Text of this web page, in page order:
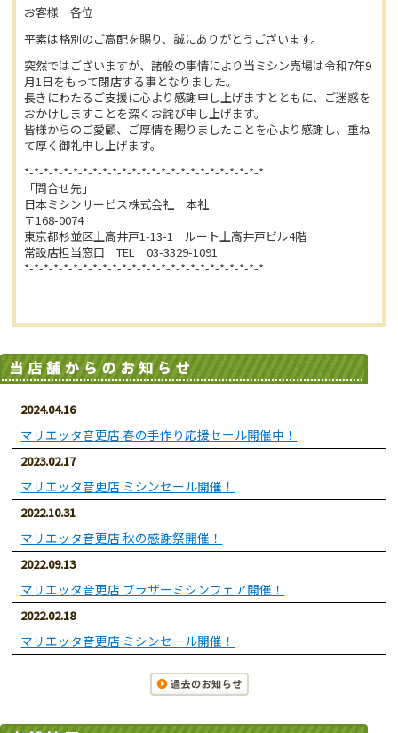
お客様 各位
平素は格別のご高配を賜り、誠にありがとうございます。
突然ではございますが、諸般の事情により当ミシン売場は令和7年9
月1日をもって閉店する事となりました。
長きにわたるご支援に心より感謝申し上げますとともに、ご迷惑を
おかけしますことを深くお詫び申し上げます。
皆様からのご愛顧、ご厚情を賜りましたことを心より感謝し、重ね
て厚く御礼申し上げます。
*-*-*-*-*-*-*-*-*-*-*-*-*-*-*-*-*-*-*-*-*-*-*-*-*
「問合せ先」
日本ミシンサービス株式会社 本社
〒168-0074
東京都杉並区上高井戸1-13-1 ルート上高井戸ビル4階
常設店担当窓口 TEL 03-3329-1091
*-*-*-*-*-*-*-*-*-*-*-*-*-*-*-*-*-*-*-*-*-*-*-*-*
2024.04.16
マリエッタ音更店 春の手作り応援セール開催中！
2023.02.17
マリエッタ音更店 ミシンセール開催！
2022.10.31
マリエッタ音更店 秋の感謝祭開催！
2022.09.13
マリエッタ音更店 ブラザーミシンフェア開催！
2022.02.18
マリエッタ音更店 ミシンセール開催！